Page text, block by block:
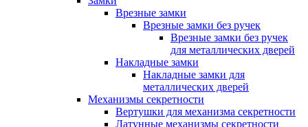
Врезные замки
Врезные замки без ручек
Врезные замки без ручек
для металлических дверей
Накладные замки
Накладные замки для
металлических дверей
Механизмы секретности
Вертушки для механизма секретности
Латунные механизмы секретности